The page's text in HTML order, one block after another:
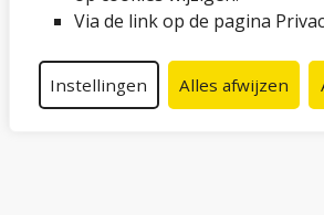
Via de link op de pagina
Instellingen Alles afwijzen
Volg ons op social media
Facebook
LinkedInInstagram
YouTube